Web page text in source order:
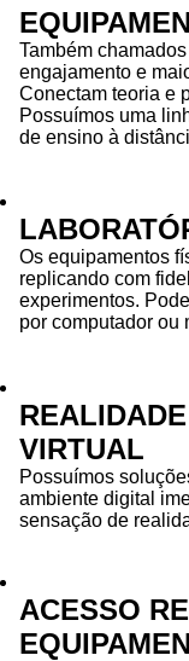
Também
engajamento e
Conectam teoria e
Possuímos uma
de ensino à
Os equipamentos
replicando com
experimentos.
por computador ou
VIRTUAL
Possuímos
ambiente digital
sensação de
ACESSO